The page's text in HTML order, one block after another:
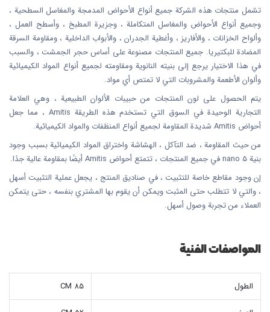
تشمل منتجات هذه الشركة جميع أنواع الأحواض المدمجة والمغاسل السطحية ،
وجميع أنواع الأحواض والمغاسل المتكاملة ، وجزيرة المطبخ ، وأسطح العمل ،
وألواح الخزانات ، والأفاريز ، وأغطية الجدران ، والأبواب الداخلية ، ومقاومة السرقة
المضادة للبكتيريا. جميع المنتجات مصنوعة على أساس حجر الجمشت ، والسبب
في هذا الاختيار يرجع إلى بنيته النانوية ومقاومته لجميع أنواع المواد الكيميائية
وألوان الأطعمة والمشروبات التي لا تمتص أي مواد.
يتم الحصول على لون المنتجات من حبيبات الألوان الطبيعية ، وهي العلامة
التجارية الوحيدة في السوق التي تستخدم هذه الطريقة Amitis ، مما جعل
أحواض Amitis شديدة المقاومة لجميع أنواع المنظفات والمواد الكيميائية.
من حيث المقاومة ، ضد التآكل ، الهشاشة واختراق المواد الكيميائية بسبب وجود
بنية nano 5 في جميع المنتجات ، تتمتع أحواض Amitis أيضًا بمقاومة عالية جدًا.
إن وجود مقاطع خاصة للتثبيت ، في صناديق المنتج ، يجعل عملية التثبيت أسهل
، والتي لا تتطلب حتى المثبت ويمكن أن يقوم بها المشتري بنفسه ، حتى يتمكن
العملاء من تجربة وصول أسهل.
المواصفات الفنية
الطول 85 CM